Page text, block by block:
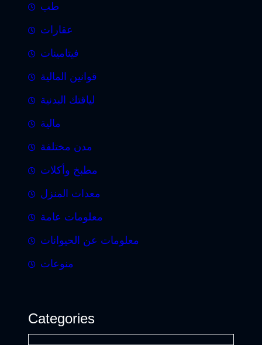
طب
عقارات
فيتامينات
قوانين المالية
لياقتك البدنية
مالية
مدن مختلفة
مطبخ وأكلات
معدات المنزل
معلومات عامة
معلومات عن الحيوانات
منوعات
Categories